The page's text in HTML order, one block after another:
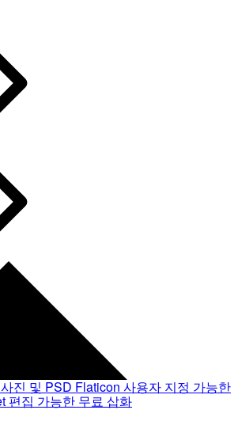
진 및 PSD Flaticon 사용자 지정 가능한
편집 가능한 무료 삽화